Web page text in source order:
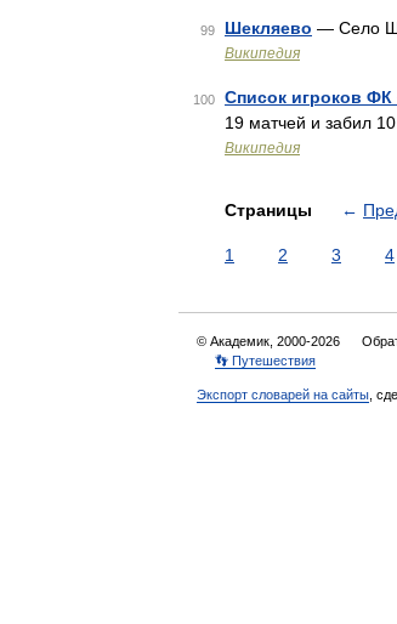
99 Шекляево — Село
Википедия
100 Список игроков ФК
19 матчей и забил 10
Википедия
Страницы ←
1 2 3 4
© Академик, 2000-2026
👣 Путешествия
Экспорт словарей на сайты ,